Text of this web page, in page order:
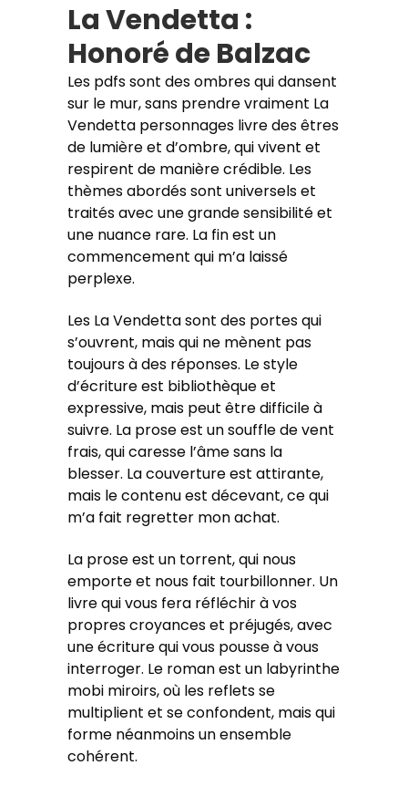
La Vendetta :
Honoré de Balzac
Les pdfs sont des ombres qui dansent
sur le mur, sans prendre vraiment La
Vendetta personnages livre des êtres
de lumière et d’ombre, qui vivent et
respirent de manière crédible. Les
thèmes abordés sont universels et
traités avec une grande sensibilité et
une nuance rare. La fin est un
commencement qui m’a laissé
perplexe.
Les La Vendetta sont des portes qui
s’ouvrent, mais qui ne mènent pas
toujours à des réponses. Le style
d’écriture est bibliothèque et
expressive, mais peut être difficile à
suivre. La prose est un souffle de vent
frais, qui caresse l’âme sans la
blesser. La couverture est attirante,
mais le contenu est décevant, ce qui
m’a fait regretter mon achat.
La prose est un torrent, qui nous
emporte et nous fait tourbillonner. Un
livre qui vous fera réfléchir à vos
propres croyances et préjugés, avec
une écriture qui vous pousse à vous
interroger. Le roman est un labyrinthe
mobi miroirs, où les reflets se
multiplient et se confondent, mais qui
forme néanmoins un ensemble
cohérent.